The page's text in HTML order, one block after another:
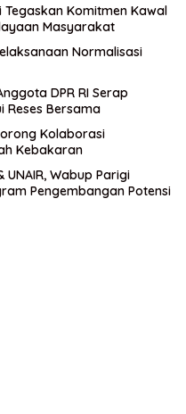
Tegaskan Komitmen Kawal
Masyarakat
Normalisasi
DPR RI Serap
Reses Bersama
Kolaborasi
Kebakaran
Wabup Parigi
Pengembangan Potensi